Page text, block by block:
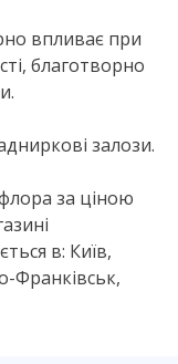
впливає при
благотворно
залози.
за ціною
в: Київ,
Франківськ,